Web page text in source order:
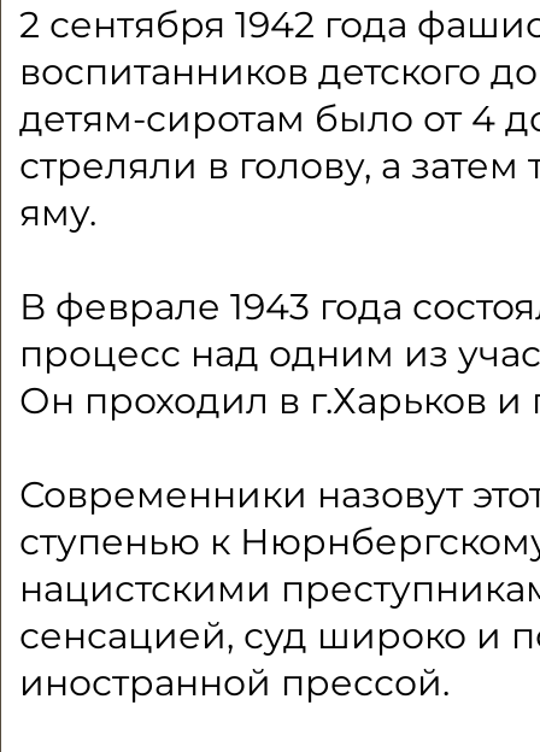
2 сентября 1942 года
воспитанников детского
детям-сиротам было от 4
стреляли в голову, а
яму.
В феврале 1943 года
процесс над одним из
Он проходил в г.Харьков
Современники назовут
ступенью к
нацистскими
сенсацией, суд широко и
иностранной прессой.